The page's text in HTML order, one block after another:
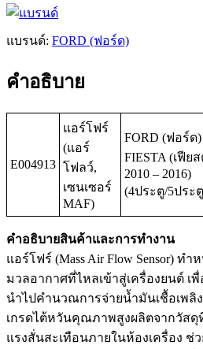
แบรนด์: FORD (ฟอร์ด)
คำอธิบาย
E004913
แอร์โฟร์
(แอร์
โฟลว์,
เซนเซอร์
MAF)
FORD (ฟอร์ด)
FIESTA (เฟีย
2010 – 2016)
(4ประตู/5ประ
คำอธิบายสินค้าและการทำงาน
แอร์โฟร์ (Mass Air Flow Sensor) ท
มวลอากาศที่ไหลเข้าสู่เครื่องยนต์ เ
นำไปคำนวณการจ่ายน้ำมันเชื้อเพลิ
เกรดไต้หวันคุณภาพสูงผลิตจากวัส
แรงสั่นสะเทือนภายในห้องเครื่อง ช่